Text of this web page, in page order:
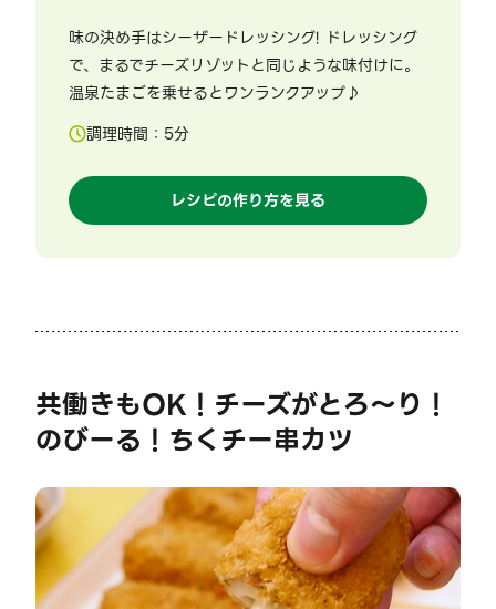
味の決め手はシーザードレッシング! ドレッシング
で、まるでチーズリゾットと同じような味付けに。
温泉たまごを乗せるとワンランクアップ♪
調理時間： 5分
レシピの作り方を見る
共働きもOK！チーズがとろ～り！
のびーる！ちくチー串カツ